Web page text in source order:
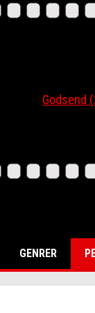
Godsend
GENRER